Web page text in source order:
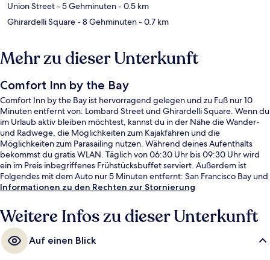
Union Street- 5 Gehminuten- 0.5 km
Ghirardelli Square- 8 Gehminuten- 0.7 km
Mehr zu dieser Unterkunft
Comfort Inn by the Bay
Comfort Inn by the Bay ist hervorragend gelegen und zu Fuß nur 10
Minuten entfernt von: Lombard Street und Ghirardelli Square. Wenn du
im Urlaub aktiv bleiben möchtest, kannst du in der Nähe die Wander-
und Radwege, die Möglichkeiten zum Kajakfahren und die
Möglichkeiten zum Parasailing nutzen. Während deines Aufenthalts
bekommst du gratis WLAN. Täglich von 06:30 Uhr bis 09:30 Uhr wird
ein im Preis inbegriffenes Frühstücksbuffet serviert. Außerdem ist
Folgendes mit dem Auto nur 5 Minuten entfernt: San Francisco Bay und
Presidio of San Francisco. Andere Reisende lieben das hilfsbereite
Fußmarsch von den öffentlichen Verkehrsmitteln entfernt: Zur U-Bahn
läuft man 7 Minuten (Station Hyde St & Lombard St) bzw. 8 Minuten
(Station Hyde St & Greenwich St).
Informationen zu den Rechten zur Stornierung
Weitere Infos zu dieser Unterkunft
Auf einen Blick